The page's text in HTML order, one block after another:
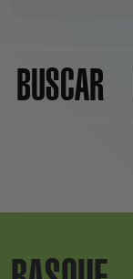
BUSCAR